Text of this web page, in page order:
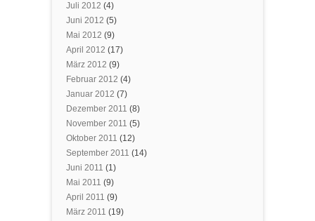
Juli 2012 (4)
Juni 2012 (5)
Mai 2012 (9)
April 2012 (17)
März 2012 (9)
Februar 2012 (4)
Januar 2012 (7)
Dezember 2011 (8)
November 2011 (5)
Oktober 2011 (12)
September 2011 (14)
Juni 2011 (1)
Mai 2011 (9)
April 2011 (9)
März 2011 (19)